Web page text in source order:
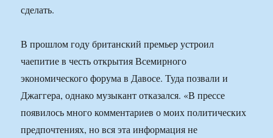
сделать.
В прошлом году британский премьер устроил
чаепитие в честь открытия Всемирного
экономического форума в Давосе. Туда позвали и
Джаггера, однако музыкант отказался. «В прессе
появилось много комментариев о моих политических
предпочтениях, но вся эта информация не